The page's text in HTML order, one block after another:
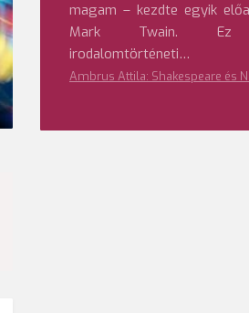
magam – kezdte egyik
Mark Twain.
irodalomtörténeti…
Ambrus Attila: Shakespeare és